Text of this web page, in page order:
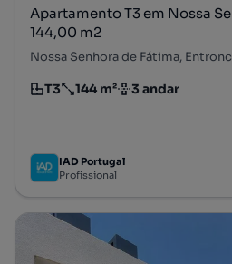
Apartamento T3 em Nossa
144,00 m2
Nossa Senhora de Fátima,
Tipologia
T3
Preço por metro quadrado
144 m²
Andar 3 andar
IAD Portugal
Profissional